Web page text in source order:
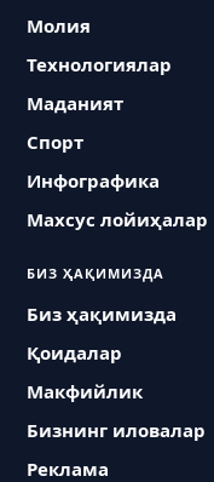
Молия
Технологиялар
Маданият
Спорт
Инфографика
Махсус лойиҳалар
БИЗ ҲАҚИМИЗДА
Биз ҳақимизда
Қоидалар
Макфийлик
Бизнинг иловалар
Реклама